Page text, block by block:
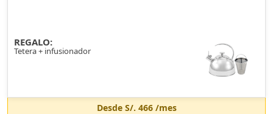
REGALO:
Tetera + infusionador
Desde S/. 466/mes